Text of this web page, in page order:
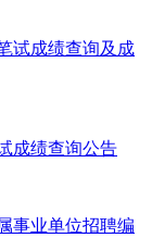
试成绩查询及成
成绩查询公告
事业单位招聘编